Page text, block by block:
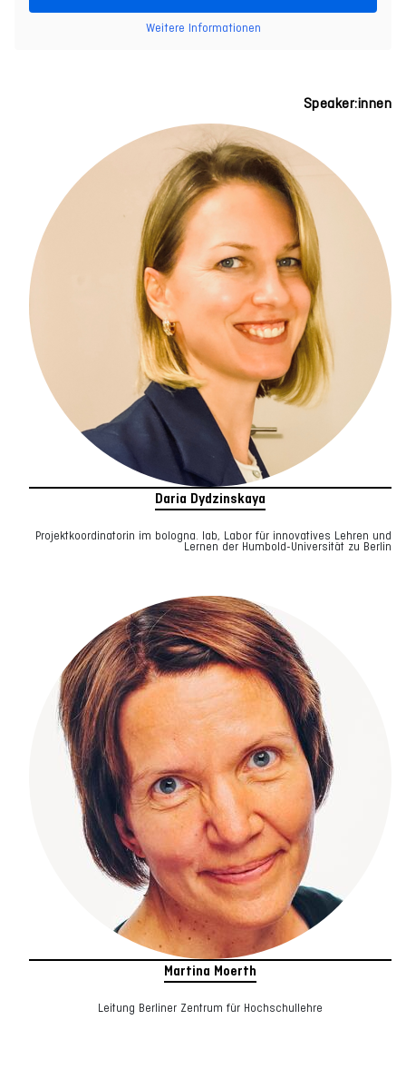
Weitere Informationen
Speaker:innen
Daria Dydzinskaya
Projektkoordinatorin im bologna. lab, Labor für innovatives Lehren und
Lernen der Humbold-Universität zu Berlin
Martina Moerth
Leitung Berliner Zentrum für Hochschullehre